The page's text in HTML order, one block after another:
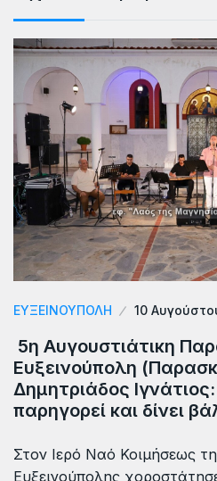
ΕΥΞΕΙΝΟΎΠΟΛΗ 10
5η Αυγουστιάτικη
Ευξεινούπολη
Δημητριάδος
παρηγορεί και δίνει
Στον Ιερό Ναό Κοιμήσεως
Ευξεινούπολης